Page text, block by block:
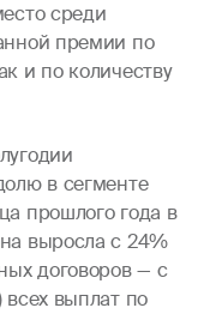
среди
премии по
и по количеству
в сегменте
прошлого года в
выросла с 24%
договоров — с
всех выплат по